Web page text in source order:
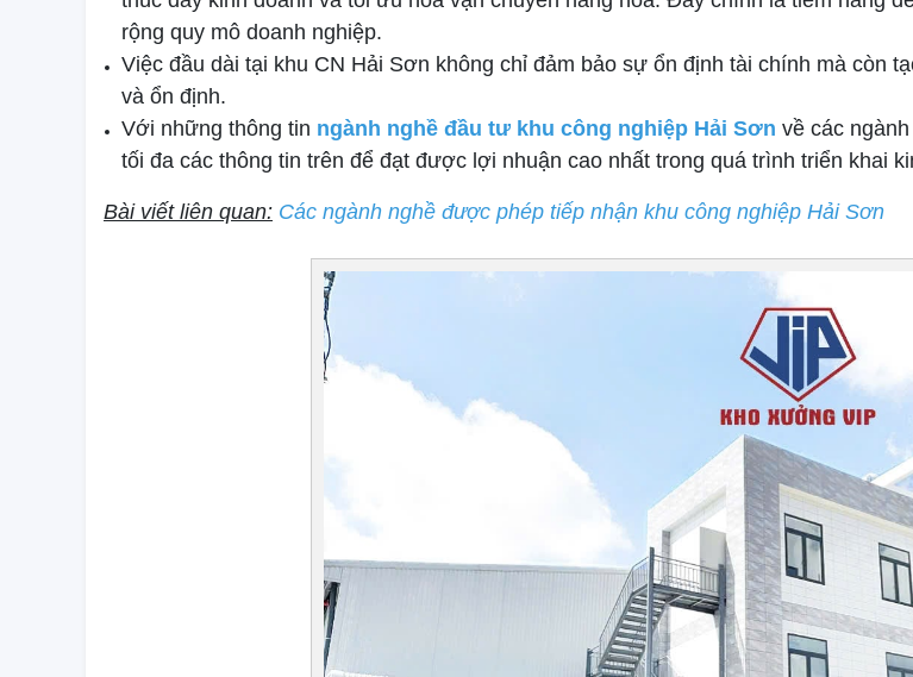
rộng quy mô doanh nghiệp.
Việc đầu dài tại khu CN Hải Sơn không chỉ đảm bảo sự ổn định tài chính mà còn
và ổn định.
Với những thông tin ngành nghề đầu tư khu công nghiệp Hải Sơn về các
tối đa các thông tin trên để đạt được lợi nhuận cao nhất trong quá trình triển khai
Bài viết liên quan: Các ngành nghề được phép tiếp nhận khu công nghiệp Hải Sơn